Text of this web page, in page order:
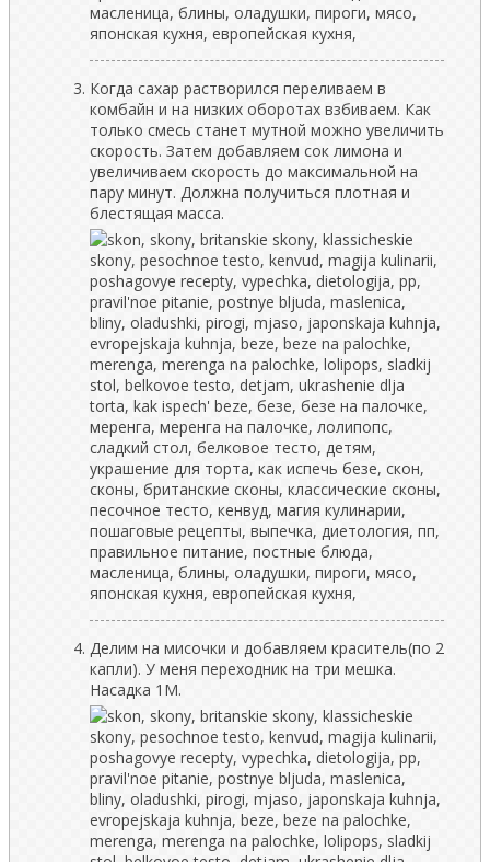
Когда сахар растворился переливаем в
комбайн и на низких оборотах взбиваем. Как
только смесь станет мутной можно увеличить
скорость. Затем добавляем сок лимона и
увеличиваем скорость до максимальной на
пару минут. Должна получиться плотная и
блестящая масса.
Делим на мисочки и добавляем краситель(по 2
капли). У меня переходник на три мешка.
Насадка 1М.